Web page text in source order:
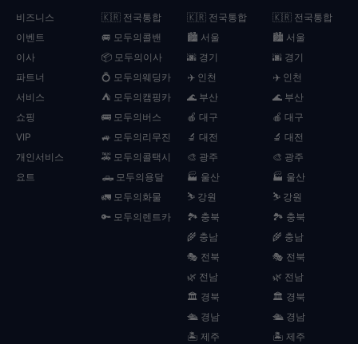
비즈니스
이벤트
이사
파트너
서비스
쇼핑
VIP
개인서비스
요트
🇰🇷 전국통합
🚐 모두의콜밴
📦 모두의이사
💍 모두의웨딩카
⛺ 모두의캠핑카
🚌 모두의버스
🚙 모두의리무진
🚕 모두의콜택시
🛻 모두의용달
🚛 모두의화물
🔑 모두의렌트카
🇰🇷 전국통합
🏙️ 서울
🌆 경기
✈️ 인천
🌊 부산
🍎 대구
🔬 대전
🎨 광주
🏭 울산
⛷️ 강원
🏞️ 충북
🌾 충남
🎭 전북
🌿 전남
🏛️ 경북
🛳️ 경남
🏝️ 제주
🇰🇷 전국통합
🏙️ 서울
🌆 경기
✈️ 인천
🌊 부산
🍎 대구
🔬 대전
🎨 광주
🏭 울산
⛷️ 강원
🏞️ 충북
🌾 충남
🎭 전북
🌿 전남
🏛️ 경북
🛳️ 경남
🏝️ 제주